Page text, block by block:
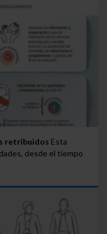
retribuidos Esta
desde el tiempo